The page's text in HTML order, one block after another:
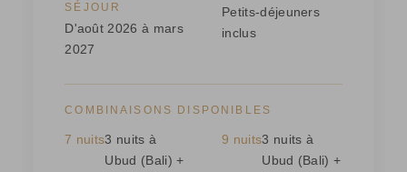
SÉJOUR
D'août 2026 à mars
2027
Petits-déjeuners
inclus
COMBINAISONS DISPONIBLES
7 nuits3 nuits à
Ubud (Bali) +
9 nuits3 nuits à
Ubud (Bali) +